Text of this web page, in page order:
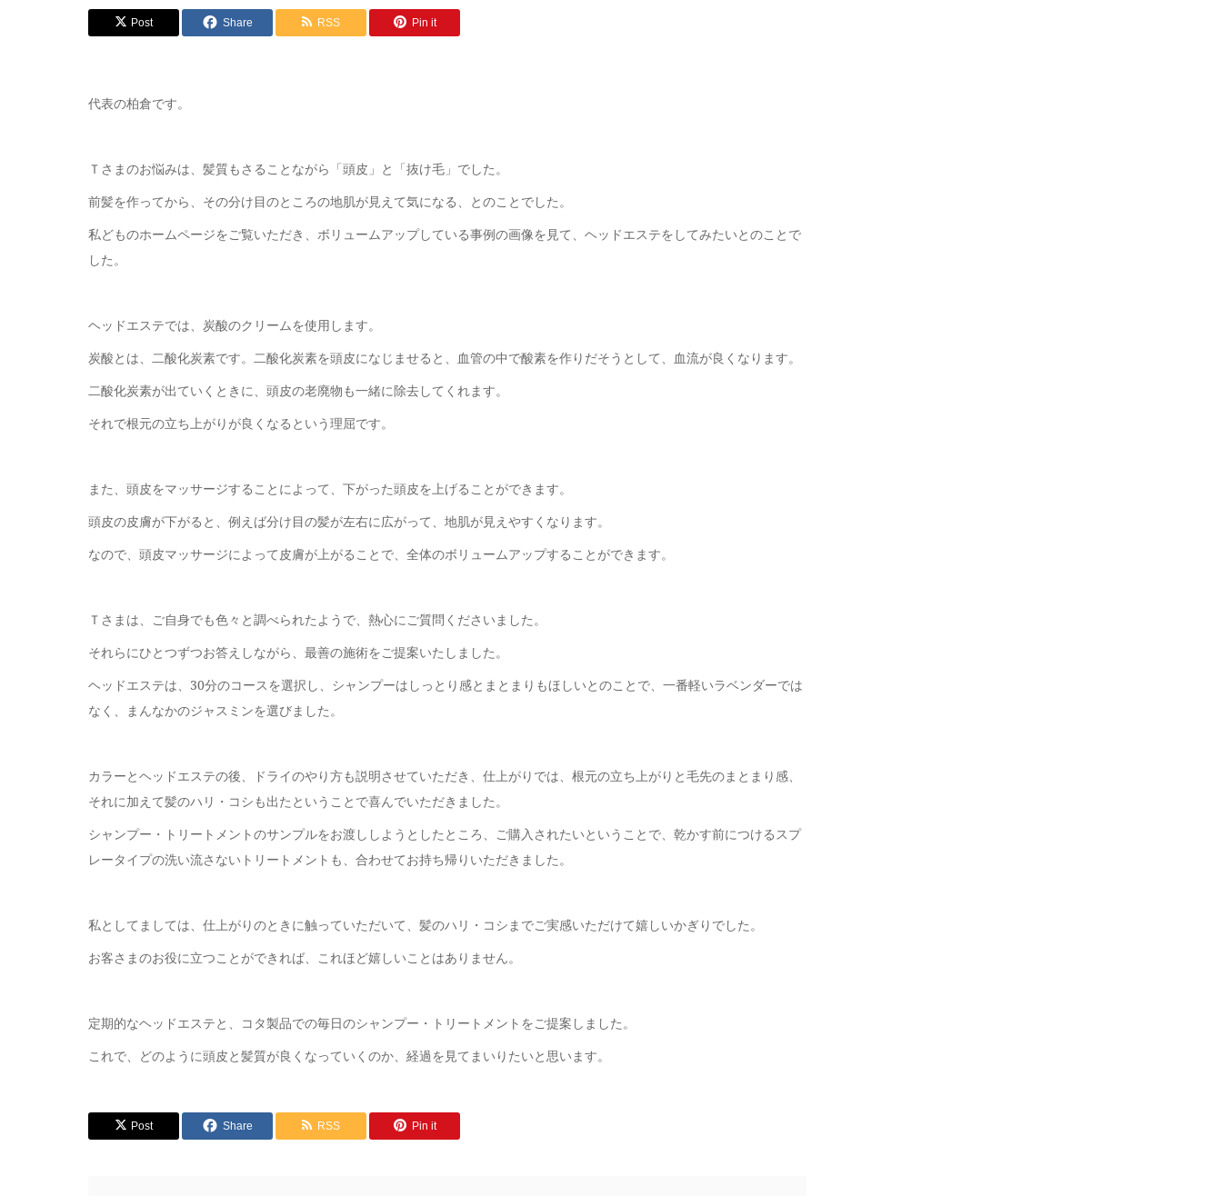
Post Share RSS Pin it
代表の柏倉です。
Ｔさまのお悩みは、髪質もさることながら「頭皮」と「抜け毛」でした。
前髪を作ってから、その分け目のところの地肌が見えて気になる、とのことでした。
私どものホームページをご覧いただき、ボリュームアップしている事例の画像を見て、ヘッドエステをしてみたいとのことで
した。
ヘッドエステでは、炭酸のクリームを使用します。
炭酸とは、二酸化炭素です。二酸化炭素を頭皮になじませると、血管の中で酸素を作りだそうとして、血流が良くなります。
二酸化炭素が出ていくときに、頭皮の老廃物も一緒に除去してくれます。
それで根元の立ち上がりが良くなるという理屈です。
また、頭皮をマッサージすることによって、下がった頭皮を上げることができます。
頭皮の皮膚が下がると、例えば分け目の髪が左右に広がって、地肌が見えやすくなります。
なので、頭皮マッサージによって皮膚が上がることで、全体のボリュームアップすることができます。
Ｔさまは、ご自身でも色々と調べられたようで、熱心にご質問くださいました。
それらにひとつずつお答えしながら、最善の施術をご提案いたしました。
ヘッドエステは、30分のコースを選択し、シャンプーはしっとり感とまとまりもほしいとのことで、一番軽いラベンダーでは
なく、まんなかのジャスミンを選びました。
カラーとヘッドエステの後、ドライのやり方も説明させていただき、仕上がりでは、根元の立ち上がりと毛先のまとまり感、
それに加えて髪のハリ・コシも出たということで喜んでいただきました。
シャンプー・トリートメントのサンプルをお渡ししようとしたところ、ご購入されたいということで、乾かす前につけるスプ
レータイプの洗い流さないトリートメントも、合わせてお持ち帰りいただきました。
私としてましては、仕上がりのときに触っていただいて、髪のハリ・コシまでご実感いただけて嬉しいかぎりでした。
お客さまのお役に立つことができれば、これほど嬉しいことはありません。
定期的なヘッドエステと、コタ製品での毎日のシャンプー・トリートメントをご提案しました。
これで、どのように頭皮と髪質が良くなっていくのか、経過を見てまいりたいと思います。
Post Share RSS Pin it